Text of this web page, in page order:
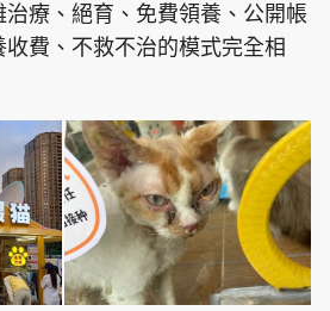
療、絕育、免費領養、公開帳
收費、不救不治的模式完全相